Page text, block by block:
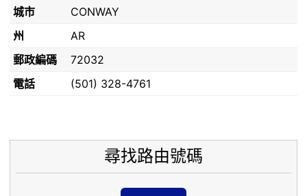
城市
CONWAY
州
AR
郵政編碼
72032
電話
(501) 328-4761
尋找路由號碼